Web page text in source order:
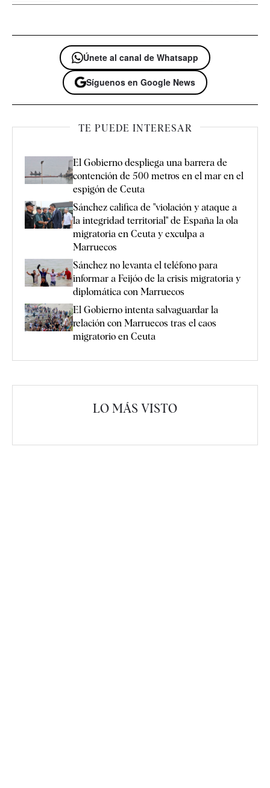
Únete al canal de Whatsapp
Síguenos en Google News
TE PUEDE INTERESAR
El Gobierno despliega una barrera de
contención de 500 metros en el mar en el
espigón de Ceuta
Sánchez califica de "violación y ataque a
la integridad territorial" de España la ola
migratoria en Ceuta y exculpa a
Marruecos
Sánchez no levanta el teléfono para
informar a Feijóo de la crisis migratoria y
diplomática con Marruecos
El Gobierno intenta salvaguardar la
relación con Marruecos tras el caos
migratorio en Ceuta
LO MÁS VISTO